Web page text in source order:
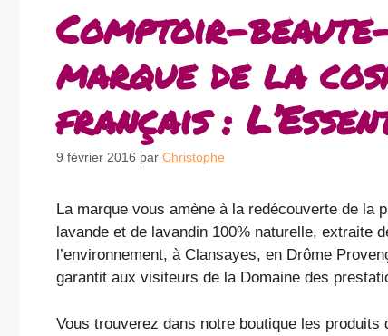
Comptoir-
marque de la
français :
9 février 2016 par Christophe
La marque vous amène à la redécouverte de la
lavande et de lavandin 100% naturelle, extraite
l’environnement, à Clansayes, en Drôme
garantit aux visiteurs de la Domaine des
Vous trouverez dans notre boutique les